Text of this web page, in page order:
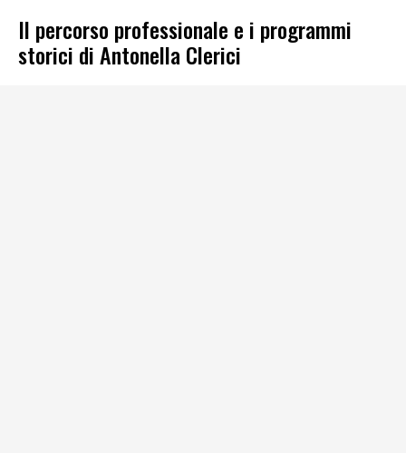
Il percorso professionale e i programmi
storici di Antonella Clerici